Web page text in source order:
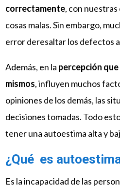
correctamente, con nuestras
cosas malas. Sin embargo,
error deresaltar los defectos
Además, en la percepción
mismos, influyen muchos
opiniones de los demás, las
decisiones tomadas. Todo
tener una autoestima alta y
¿Qué es
Es la incapacidad de las